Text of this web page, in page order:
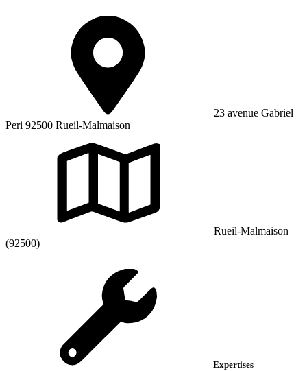
23 avenue Gabriel
Peri 92500 Rueil-Malmaison
Rueil-Malmaison
(92500)
Expertises